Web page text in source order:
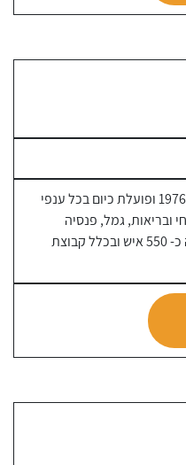
חברת הביטוח איילון נוסדה בשלהי 1976 ופועלת כיום בכל ענפי
ובריאות, גמל, פנסיה
ומוצרים פיננסיים. החברה מעסיקה כ- 550 איש ובכלל קבוצת